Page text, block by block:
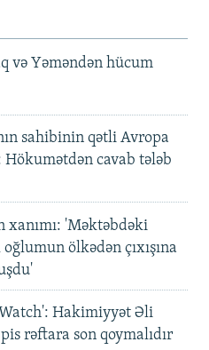
və Yəməndən hücum
sahibinin qətli Avropa
Hökumətdən cavab tələb
xanımı: 'Məktəbdəki
ölkədən çıxışına
Hakimiyyət Əli
rəftara son qoymalıdır